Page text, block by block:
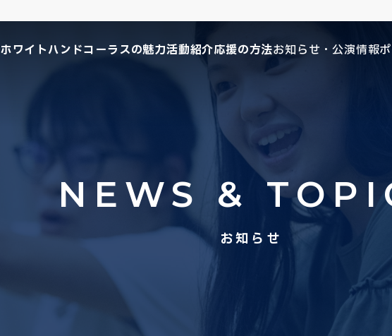
ホワイトハンドコーラスの魅力活動紹介応援の方法お知らせ・公演情報
NEWS &
お知らせ